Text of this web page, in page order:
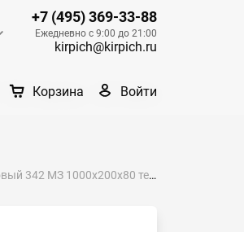
+7 (495) 369-33-88
Ежедневно с 9:00 до 21:00
kirpich@kirpich.ru
Корзина Войти
Бордюр Садовый 342 МЗ 1000х200х80 тейт